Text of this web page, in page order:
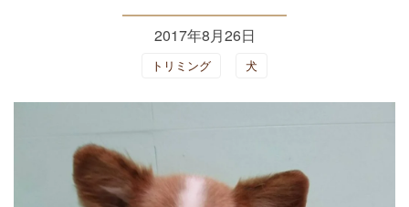
ペット訪問火葬・葬儀 ドッグラン
よくあるご質問
会社概要
2017年8月26日
トリミング 犬